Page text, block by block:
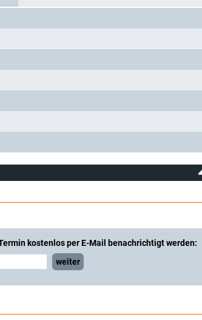
kostenlos per E-Mail benachrichtigt werden:
weiter